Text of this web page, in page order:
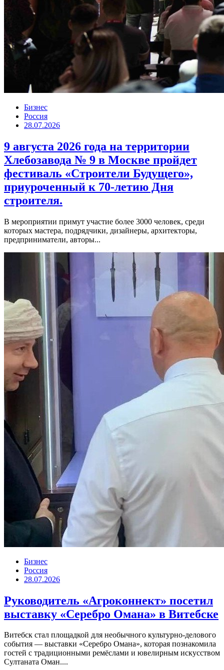
Бизнес
Россия
28.07.2026
9 августа 2026 года на территории
Хлебозавода № 9 в Москве пройдет
фестиваль «Строители Будущего»,
приуроченный к 70-летию Дня
строителя.
В мероприятии примут участие более 3000 человек, среди
которых мастера, подрядчики, дизайнеры, архитекторы,
предприниматели, авторы...
Бизнес
Россия
28.07.2026
Руководитель «Агроконнект» посетил
выставку «Серебро Омана» в Витебске
Витебск стал площадкой для необычного культурно-делового
события — выставки «Серебро Омана», которая познакомила
гостей с традиционными ремёслами и ювелирным искусством
Султаната Оман....